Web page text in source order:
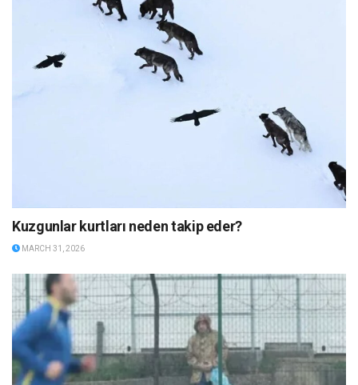
Kuzgunlar kurtları neden takip eder?
MARCH 31, 2026